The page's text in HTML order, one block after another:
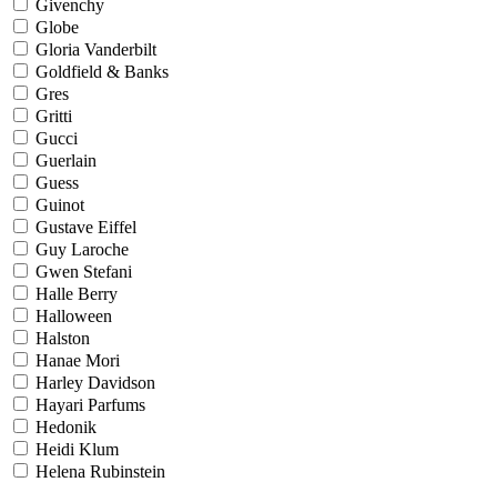
Givenchy
Globe
Gloria Vanderbilt
Goldfield & Banks
Gres
Gritti
Gucci
Guerlain
Guess
Guinot
Gustave Eiffel
Guy Laroche
Gwen Stefani
Halle Berry
Halloween
Halston
Hanae Mori
Harley Davidson
Hayari Parfums
Hedonik
Heidi Klum
Helena Rubinstein